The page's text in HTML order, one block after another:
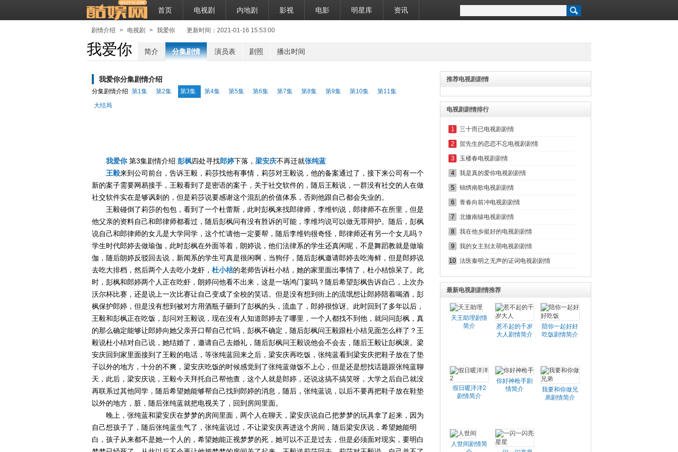
首页 电视剧 内地剧 影视 电影 明星库 资讯
剧情介绍 > 电视剧 > 我爱你 更新时间：2021-01-16 15:53:00
我爱你 简介 分集剧情 演员表 剧照 播出时间
我爱你分集剧情介绍
分集剧情介绍 第1集 第2集 第3集 第4集 第5集 第6集 第7集 第8集 第9集 第10集
第11集
大结局
我爱你第3集剧情介绍 彭枫四处寻找郎婷下落， 梁安庆不再迁就张纯蓝
王毅来到公司前台，告诉王毅，莉莎找他有事情，莉莎对王毅说，他的备案通过了，接下来公司有一个
新的案子需要网易接手，王毅看到了是密语的案子，关于社交软件的，随后王毅说，一群没有社交的人在做
社交软件实在是够讽刺的，但是莉莎说要感谢这个混乱的价值体系，否则他跟自己都会失业的。
王毅碰倒了莉莎的包包，看到了一个杜蕾斯，此时彭枫来找郎律师，李维钧说，郎律师不在所里，但是
他父亲的资料自己和郎律师都看过，随后彭枫问有没有胜诉的可能，李维均说可以做无罪辩护。随后，彭枫
说自己和郎律师的女儿是大学同学，这个忙请他一定要帮，随后李维钧很奇怪，郎律师还有另一个女儿吗？
学生时代郎婷去做瑜伽，此时彭枫在外面等着，朗婷说，他们法律系的学生还真闲呢，不是舞蹈教就是做瑜
伽，随后朗婷反驳回去说，新闻系的学生可真是很闲啊，当狗仔，随后彭枫邀请郎婷去吃海鲜，但是郎婷说
去吃大排档，然后两个人去吃小龙虾， 杜小桔的老师告诉杜小桔，她的家里面出事情了，杜小桔惊呆了。此
时，彭枫和郎婷两个人正在吃虾，朗婷问他看不出来，这是一场鸿门宴吗？随后希望彭枫告诉自己，上次办
沃尔杯比赛，还是说上一次比赛让自己变成了全校的笑话。但是没有想到街上的流氓想让郎婷陪着喝酒，彭
枫保护郎婷，但是没有想到被对方用酒瓶子砸到了彭枫的头，流血了，郎婷很惊讶。此时回到了多年以后，
王毅和彭枫正在吃饭，彭问对王毅说，现在没有人知道郎婷去了哪里，一个人都找不到他，就问问彭枫，真
的那么确定能够让郎婷向她父亲开口帮自己忙吗，彭枫不确定，随后彭枫问王毅跟杜小桔见面怎么样了？王
毅说杜小桔对自己说，她结婚了，邀请自己去婚礼，随后彭枫问王毅说他会不会去，随后王毅让彭枫滚。梁
安庆回到家里面接到了王毅的电话，等张纯蓝回来之后，梁安庆再吃饭，张纯蓝看到梁安庆把鞋子放在了垫
子以外的地方，十分的不爽，梁安庆吃饭的时候感觉到了张纯蓝做饭不上心，但是还是想找话题跟张纯蓝聊
天，此后，梁安庆说，王毅今天拜托自己帮他查，这个人就是郎婷，还说这搞不搞笑呀，大学之后自己就没
再联系过其他同学，随后希望她能够帮自己找到郎婷的消息，随后，张纯蓝说，以后不要再把鞋子放在鞋垫
以外的地方，脏，随后张纯蓝就把电视关了，回到房间里面。
晚上，张纯蓝和梁安庆在梦梦的房间里面，两个人在聊天，梁安庆说自己把梦梦的玩具拿了起来，因为
自己想孩子了，随后张纯蓝生气了，张纯蓝说过，不让梁安庆再进这个房间，随后梁安庆说，希望她能明
白，孩子从来都不是她一个人的，希望她能正视梦梦的死，她可以不正是过去，但是必须面对现实，要明白
推荐电视剧剧情
电视剧剧情排行
1 三十而已电视剧剧情
2 贺先生的恋恋不忘电视剧剧情
3 玉楼春电视剧剧情
4 我是真的爱你电视剧剧情
5 锦绣南歌电视剧剧情
6 青春向前冲电视剧剧情
7 北辙南辕电视剧剧情
8 我在他乡挺好的电视剧剧情
9 我的女主别太萌电视剧剧情
10 法医秦明之无声的证词电视剧剧情
最新电视剧剧情推荐
天王助理剧情
简介
惹不起的千岁
大人剧情简介
陪你一起好好
吃饭剧情简介
假日暖洋洋2
剧情简介
你好神枪手剧
情简介
我要和你做兄
弟剧情简介
人世间剧情简